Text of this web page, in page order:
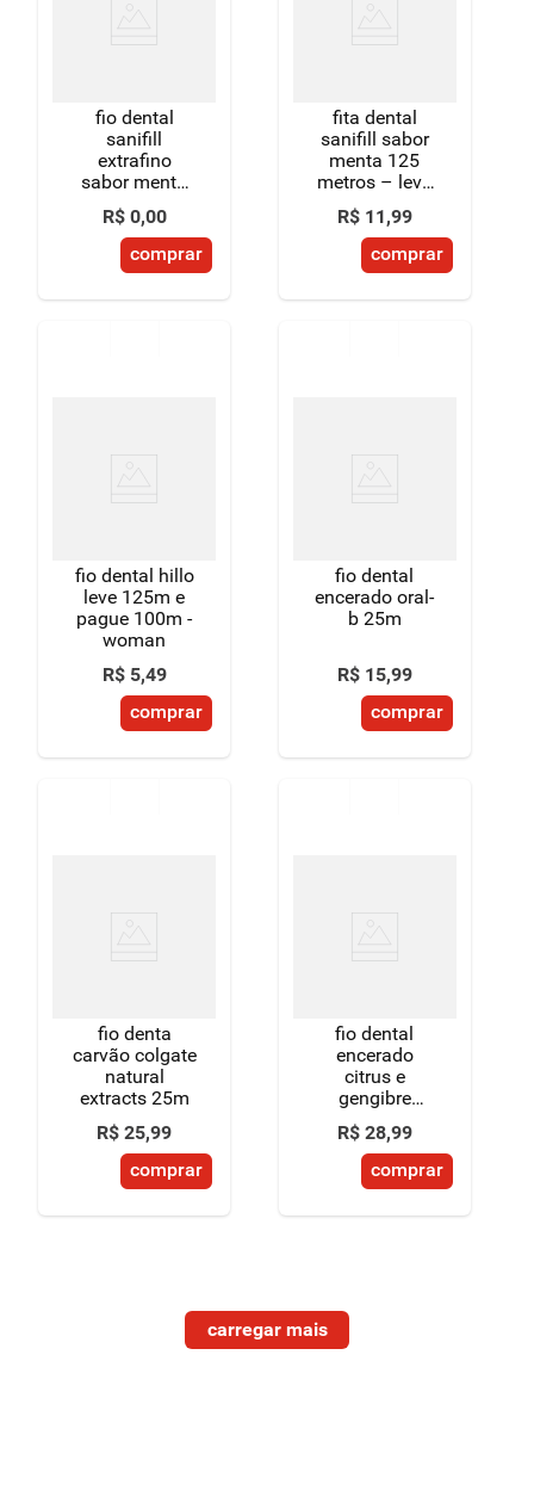
fio dental
sanifill
extrafino
sabor menta
100 metros
R$ 0,00
comprar
fita dental
sanifill sabor
menta 125
metros – leve
mais, pague
menos
R$ 11,99
comprar
fio dental hillo
leve 125m e
pague 100m -
woman
R$ 5,49
comprar
fio dental
encerado oral-
b 25m
R$ 15,99
comprar
fio denta
carvão colgate
natural
extracts 25m
R$ 25,99
comprar
fio dental
encerado
citrus e
gengibre
colgate
natural
extracts 25m
R$ 28,99
comprar